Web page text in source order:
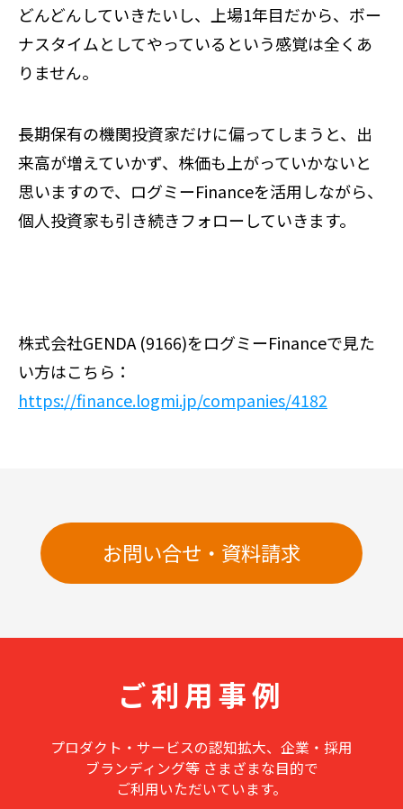
どんどんしていきたいし、上場1年目だから、ボー
ナスタイムとしてやっているという感覚は全くあ
りません。
長期保有の機関投資家だけに偏ってしまうと、出
来高が増えていかず、株価も上がっていかないと
思いますので、ログミーFinanceを活用しながら、
個人投資家も引き続きフォローしていきます。
株式会社GENDA (9166)をログミーFinanceで見た
い方はこちら：
https://finance.logmi.jp/companies/4182
お問い合せ・資料請求
ご利用事例
プロダクト・サービスの認知拡大、企業・採用
ブランディング等 さまざまな目的で
ご利用いただいています。